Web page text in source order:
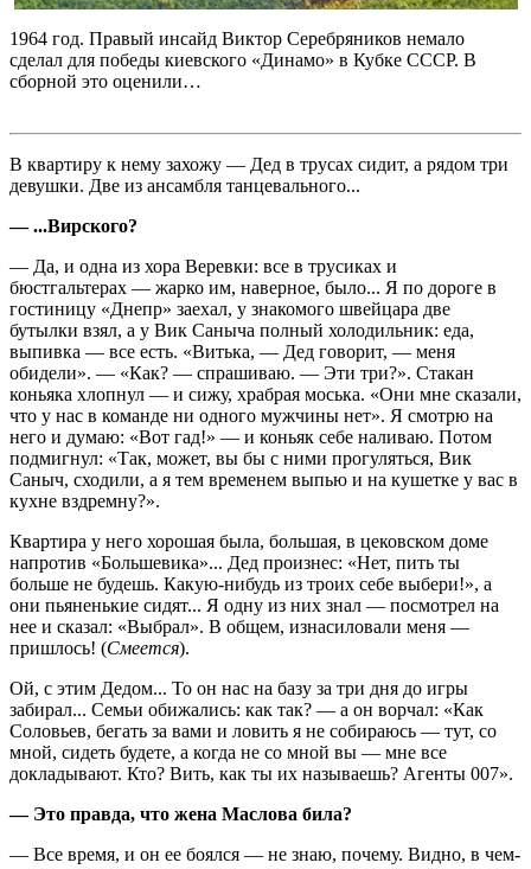
1964 год. Правый инсайд Виктор Серебряников немало
сделал для победы киевского «Динамо» в Кубке СССР. В
сборной это оценили…
В квартиру к нему захожу — Дед в трусах сидит, а рядом три
девушки. Две из ансамбля танцевального...
— ...Вирского?
— Да, и одна из хора Веревки: все в трусиках и
бюстгальтерах — жарко им, наверное, было... Я по дороге в
гостиницу «Днепр» заехал, у знакомого швейцара две
бутылки взял, а у Вик Саныча полный холодильник: еда,
выпивка — все есть. «Вить­ка, — Дед говорит, — меня
обидели». — «Как? — спрашиваю. — Эти три?». Стакан
коньяка хлопнул — и сижу, храбрая моська. «Они мне сказали,
что у нас в команде ни одного мужчины нет». Я смотрю на
него и думаю: «Вот гад!» — и коньяк себе наливаю. Потом
подмигнул: «Так, может, вы бы с ними прогуляться, Вик
Саныч, сходили, а я тем временем выпью и на кушетке у вас в
кухне вздремну?».
Квартира у него хорошая была, большая, в цековском доме
напротив «Большевика»... Дед произнес: «Нет, пить ты
больше не будешь. Какую-нибудь из троих себе выбери!», а
они пьяненькие сидят... Я одну из них знал — посмотрел на
нее и сказал: «Выбрал». В общем, изнасиловали меня —
пришлось! (Смеется).
Ой, с этим Дедом... То он нас на базу за три дня до игры
забирал... Семьи обижались: как так? — а он ворчал: «Как
Соловьев, бегать за вами и ловить я не собираюсь — тут, со
мной, сидеть будете, а когда не со мной вы — мне все
докладывают. Кто? Вить, как ты их называешь? Агенты 007».
— Это правда, что жена Маслова била?
— Все время, и он ее боялся — не знаю, почему. Видно, в чем-